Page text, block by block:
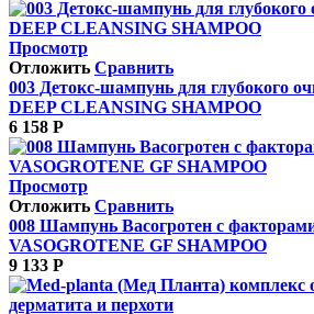
Просмотр
Отложить Сравнить
003 Детокс-шампунь для глубокого
DEEP CLEANSING SHAMPOO
6 158 Р
Просмотр
Отложить Сравнить
008 Шампунь Васогротен с
VASOGROTENE GF SHAMPOO
9 133 Р